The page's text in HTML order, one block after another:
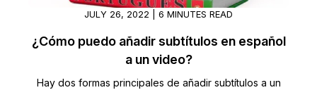
JULY 26, 2022 | 6 MINUTES READ
¿Cómo puedo añadir subtítulos en español
a un video?
Hay dos formas principales de añadir subtítulos a un